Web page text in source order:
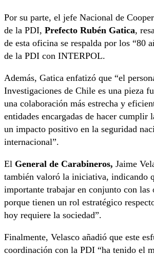
Por su parte, el jefe Nacional de
de la PDI, Prefecto Rubén Gatica,
de esta oficina se respalda por los “80
de la PDI con INTERPOL.
Además, Gatica enfatizó que “el
Investigaciones de Chile es una pieza
una colaboración más estrecha y
entidades encargadas de hacer cumplir
un impacto positivo en la seguridad
internacional”.
El General de Carabineros, Jaime
también valoró la iniciativa, indicando
importante trabajar en conjunto con las
porque tienen un rol estratégico
hoy requiere la sociedad”.
Finalmente, Velasco añadió que este
coordinación con la PDI “ha tenido el